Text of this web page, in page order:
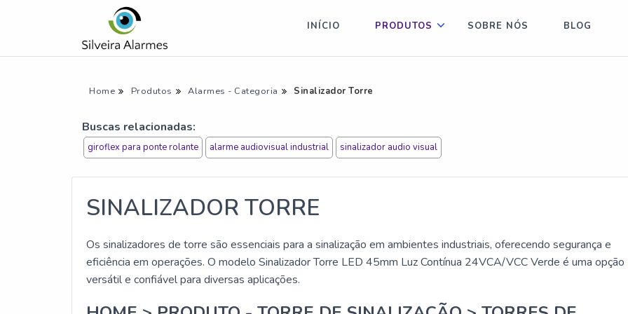
INÍCIO PRODUTOS SOBRE NÓS BLOG
Home Produtos Alarmes - Categoria Sinalizador Torre
Buscas relacionadas:
giroflex para ponte rolante alarme audiovisual industrial sinalizador audio visual
SINALIZADOR TORRE
Os sinalizadores de torre são essenciais para a sinalização em ambientes industriais, oferecendo segurança e
eficiência em operações. O modelo Sinalizador Torre LED 45mm Luz Contínua 24VCA/VCC Verde é uma opção
versátil e confiável para diversas aplicações.